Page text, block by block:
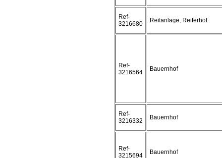
Ref-
3216680
Reitanlage, Reiterhof
Ref-
3216564
Bauernhof
Ref-
3216332
Bauernhof
Ref-
3215694
Bauernhof